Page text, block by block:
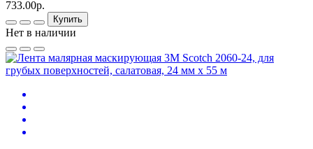
733.00р.
Купить
Нет в наличии